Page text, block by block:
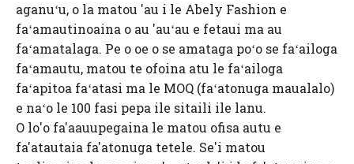
aganuʻu, o la matou 'au i le Abely Fashion e
faʻamautinoaina o au 'auʻau e fetaui ma au
faʻamatalaga. Pe o oe o se amataga poʻo se faʻailoga
faʻamautu, matou te ofoina atu le faʻailoga
faʻapitoa faʻatasi ma le MOQ (faʻatonuga maualalo)
e naʻo le 100 fasi pepa ile sitaili ile lanu.
O lo'o fa'aauupegaina le matou ofisa autu e
fa'atautaia fa'atonuga tetele. Se'i matou